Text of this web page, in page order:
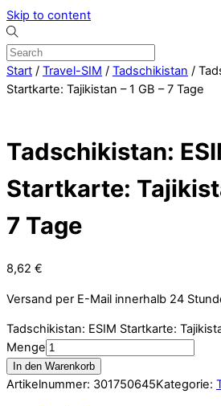
Skip to content
Start / Travel-SIM / Tadschikistan /
Startkarte: Tajikistan – 1 GB – 7 Tage
Tadschikistan:
Startkarte:
7 Tage
8,62 €
Versand per E-Mail innerhalb 24
Tadschikistan: ESIM Startkarte:
Menge
In den Warenkorb
Artikelnummer: 301750645Kategorie: